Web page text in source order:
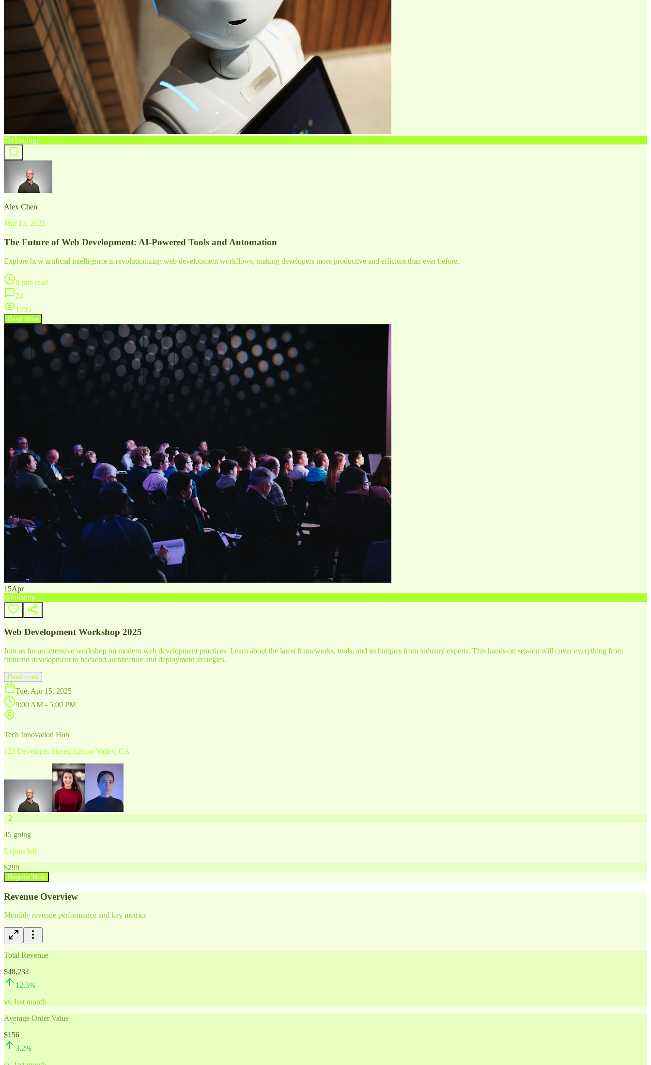
Technology
Alex Chen
Mar 15, 2025
The Future of Web Development: AI-Powered Tools and Automation
Explore how artificial intelligence is revolutionizing web development workflows, making developers more productive and efficient than ever before.
8 min read
24
1205
Read More
15Apr
Workshop
Web Development Workshop 2025
Join us for an intensive workshop on modern web development practices. Learn about the latest frameworks, tools, and techniques from industry experts. This hands-on session will cover everything from
frontend development to backend architecture and deployment strategies.
Read more
Tue, Apr 15, 2025
9:00 AM - 5:00 PM
Tech Innovation Hub
123 Developer Street, Silicon Valley, CA
+2
45 going
5 spots left
$299
Register Now
Revenue Overview
Monthly revenue performance and key metrics
Total Revenue
$48,234
12.5%
vs. last month
Average Order Value
$156
3.2%